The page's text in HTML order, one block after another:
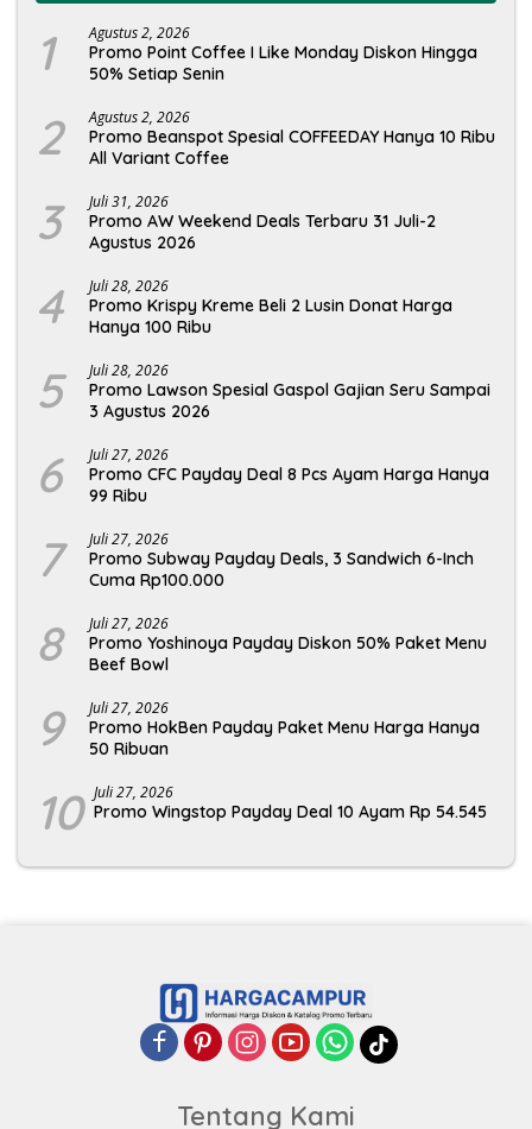
1 Agustus 2, 2026
Promo Point Coffee I Like Monday Diskon Hingga
50% Setiap Senin
2 Agustus 2, 2026
Promo Beanspot Spesial COFFEEDAY Hanya 10 Ribu
All Variant Coffee
3 Juli 31, 2026
Promo AW Weekend Deals Terbaru 31 Juli-2
Agustus 2026
4 Juli 28, 2026
Promo Krispy Kreme Beli 2 Lusin Donat Harga
Hanya 100 Ribu
5 Juli 28, 2026
Promo Lawson Spesial Gaspol Gajian Seru Sampai
3 Agustus 2026
6 Juli 27, 2026
Promo CFC Payday Deal 8 Pcs Ayam Harga Hanya
99 Ribu
7 Juli 27, 2026
Promo Subway Payday Deals, 3 Sandwich 6-Inch
Cuma Rp100.000
8 Juli 27, 2026
Promo Yoshinoya Payday Diskon 50% Paket Menu
Beef Bowl
9 Juli 27, 2026
Promo HokBen Payday Paket Menu Harga Hanya
50 Ribuan
10 Juli 27, 2026
Promo Wingstop Payday Deal 10 Ayam Rp 54.545
Tentang Kami